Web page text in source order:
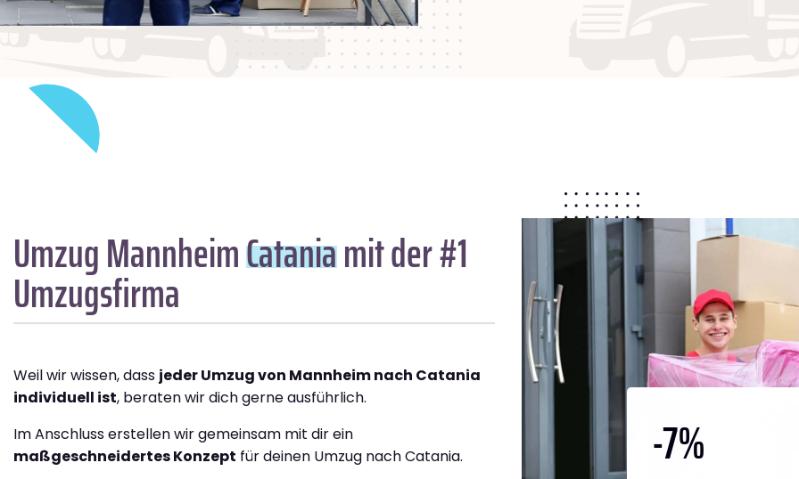
Umzug MannheimCataniamit der #1
Umzugsfirma
Weil wir wissen, dass jeder Umzug von Mannheim nach Catania
individuell ist, beraten wir dich gerne ausführlich.
Im Anschluss erstellen wir gemeinsam mit dir ein
maßgeschneidertes Konzept für deinen Umzug nach Catania.
-7%